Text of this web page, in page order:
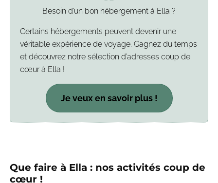
Besoin d’un bon hébergement à Ella ?
Certains hébergements peuvent devenir une
véritable expérience de voyage. Gagnez du temps
et découvrez notre sélection d’adresses coup de
cœur à Ella !
Je veux en savoir plus !
Que faire à Ella : nos activités coup de
cœur !